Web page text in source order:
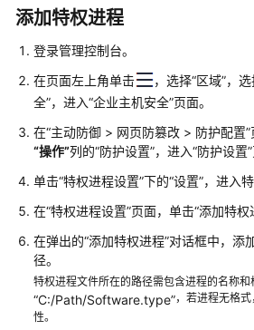
南
最
佳
实
API
参
SDK
参
考
常
添加特权进程
登录管理控制台。
在页面左上角单击
，选择“区域”，
全”，进入“企业主机安全”页面。
在“主动防御 > 网页防篡改 > 防护配置”
“操作”列的“防护设置”，进入“防护设置”
单击“特权进程设置”下的“设置”，进入
在“特权进程设置”页面，单击“添加特权
在弹出的“添加特权进程”对话框中，添
径。
特权进程文件所在的路径需包含进程的名称和
“C:/Path/Software.type”，若进程无格
性。